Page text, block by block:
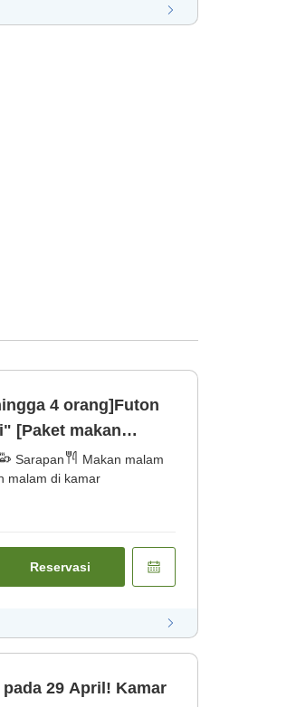
4 orang]Futon
[Paket makan
[Sarapan]
Sarapan
Makan malam
malam di kamar
Reservasi
29 April! Kamar